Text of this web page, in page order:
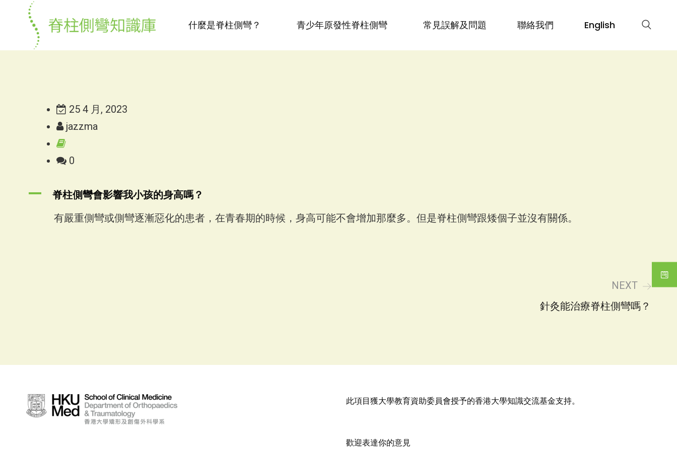
什麼是脊柱側彎？ 青少年原發性脊柱側彎 常見誤解及問題 聯絡我們 English
25 4 月, 2023
jazzma
0
A 脊柱側彎會影響我小孩的身高嗎？
有嚴重側彎或側彎逐漸惡化的患者，在青春期的時候，身高可能不會增加那麼多。但是脊柱側彎跟矮個子並沒有關係。
NEXT
針灸能治療脊柱側彎嗎？
此項目獲大學教育資助委員會授予的香港大學知識交流基金支持。
歡迎表達你的意見